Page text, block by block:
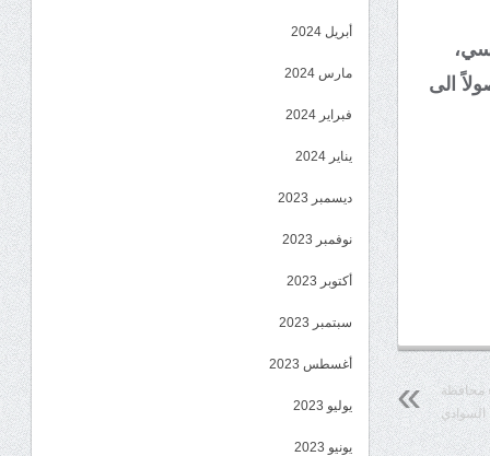
الى
محافظة
السوادي
أبريل 2024
مارس 2024
فبراير 2024
يناير 2024
ديسمبر 2023
نوفمبر 2023
أكتوبر 2023
سبتمبر 2023
أغسطس 2023
يوليو 2023
يونيو 2023